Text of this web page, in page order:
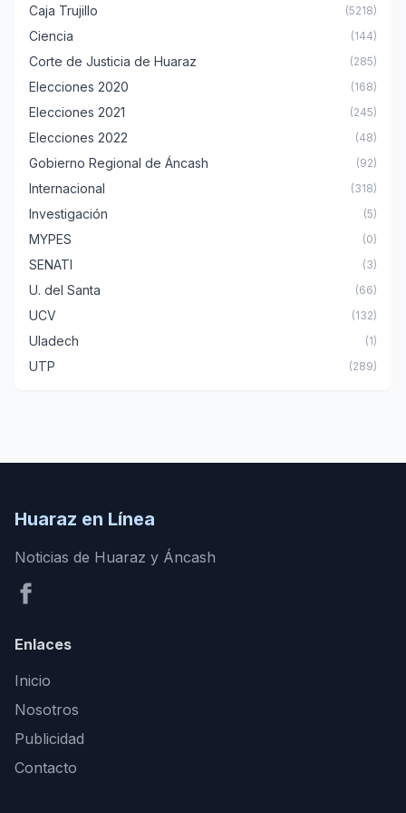
Caja Trujillo (5218)
Ciencia (144)
Corte de Justicia de Huaraz (285)
Elecciones 2020 (168)
Elecciones 2021 (245)
Elecciones 2022 (48)
Gobierno Regional de Áncash (92)
Internacional (318)
Investigación (5)
MYPES (0)
SENATI (3)
U. del Santa (66)
UCV (132)
Uladech (1)
UTP (289)
Huaraz en Línea
Noticias de Huaraz y Áncash
Enlaces
Inicio
Nosotros
Publicidad
Contacto